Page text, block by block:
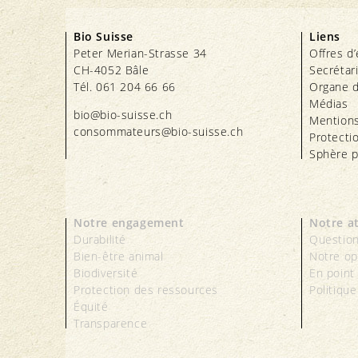
Bio Suisse
Peter Merian-Strasse 34
CH-4052 Bâle
Tél. 061 204 66 66
bio@bio-suisse.ch
consommateurs@bio-suisse.ch
Liens
Offres
Organe
Médias
Sphère
Notre engagement
Durabilité
Bien-être animal
Biodiversité
Protection des ressources
Équité
Transparence
Notre
Notre
En
Politique